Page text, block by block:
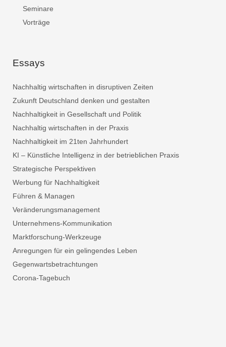
Seminare
Vorträge
Essays
Nachhaltig wirtschaften in disruptiven Zeiten
Zukunft Deutschland denken und gestalten
Nachhaltigkeit in Gesellschaft und Politik
Nachhaltig wirtschaften in der Praxis
Nachhaltigkeit im 21ten Jahrhundert
KI – Künstliche Intelligenz in der betrieblichen Praxis
Strategische Perspektiven
Werbung für Nachhaltigkeit
Führen & Managen
Veränderungsmanagement
Unternehmens-Kommunikation
Marktforschung-Werkzeuge
Anregungen für ein gelingendes Leben
Gegenwartsbetrachtungen
Corona-Tagebuch